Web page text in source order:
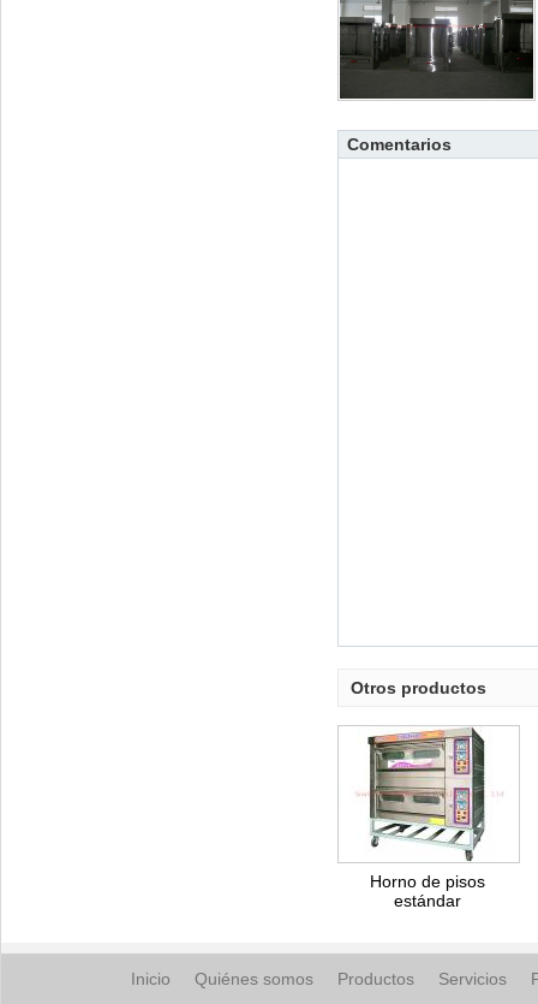
Comentarios
Otros productos
Horno de pisos
estándar
Inicio Quiénes somos Productos Servicios